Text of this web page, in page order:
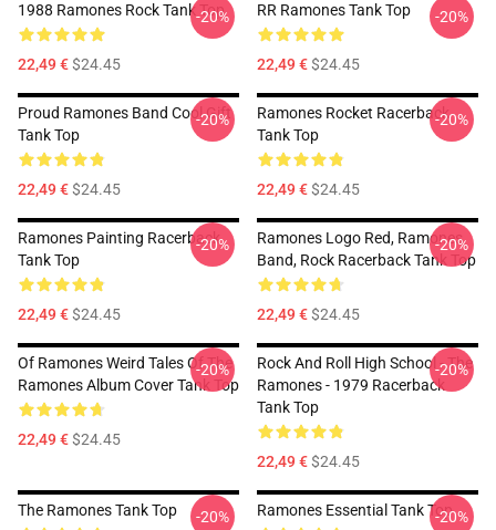
1988 Ramones Rock Tank Top
22,49 €$24.45
-20% RR Ramones Tank Top
22,49 €$24.45
-20%
Proud Ramones Band Cool Gift
Tank Top
22,49 €$24.45
-20%
Ramones Rocket Racerback
Tank Top
22,49 €$24.45
-20%
Ramones Painting Racerback
Tank Top
22,49 €$24.45
-20%
Ramones Logo Red, Ramones
Band, Rock Racerback Tank Top
22,49 €$24.45
-20%
Of Ramones Weird Tales Of The
Ramones Album Cover Tank Top
22,49 €$24.45
-20%
Rock And Roll High School - The
Ramones - 1979 Racerback
Tank Top
22,49 €$24.45
-20%
The Ramones Tank Top -20% Ramones Essential Tank Top-20%